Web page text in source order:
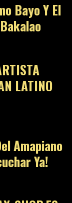
Bayo Y El
11
LATINO
Amapiano
Ya!
13